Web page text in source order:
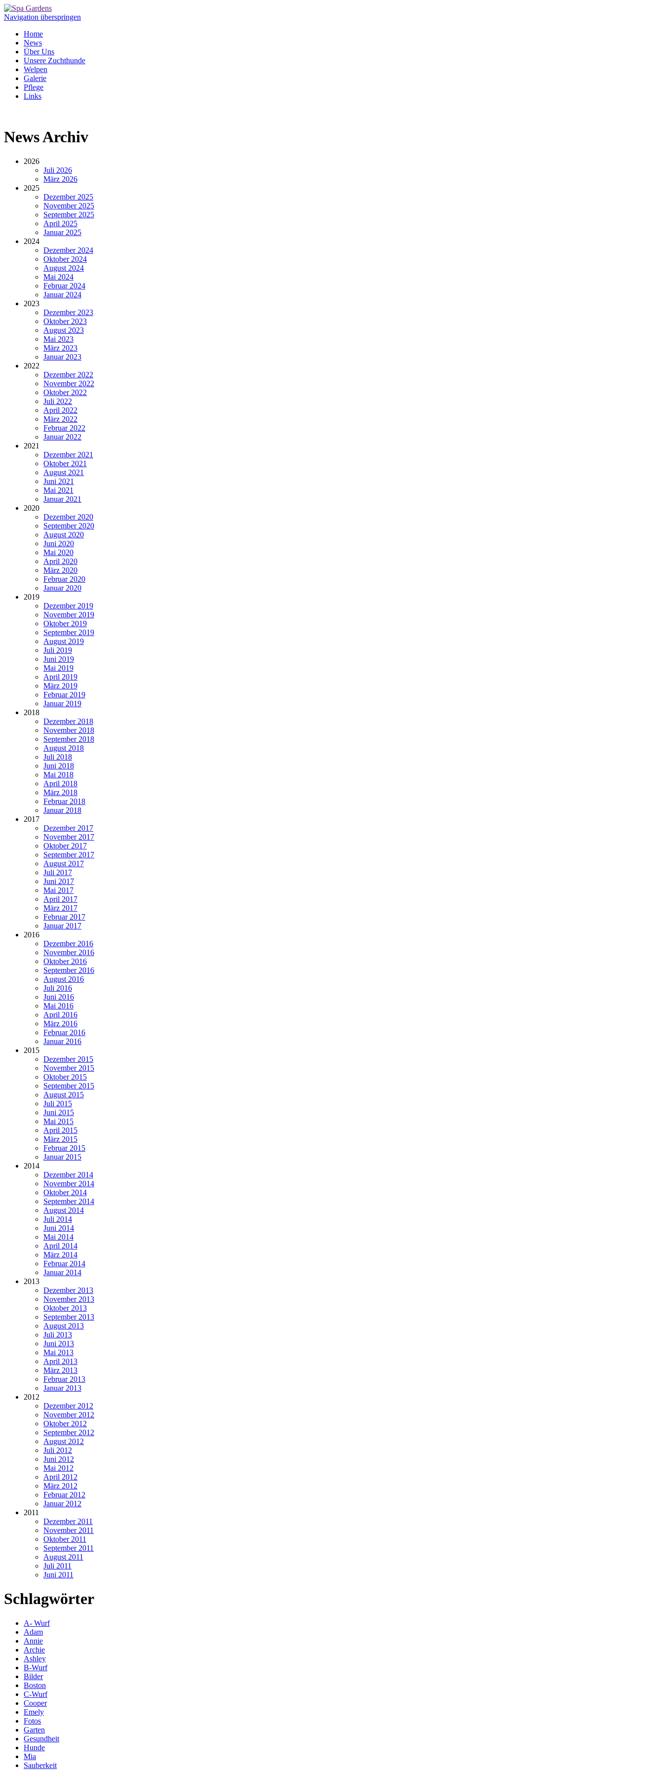
Navigation überspringen
Home
News
Über Uns
Unsere Zuchthunde
Welpen
Galerie
Pflege
Links
News Archiv
2026
Juli 2026
März 2026
2025
Dezember 2025
November 2025
September 2025
April 2025
Januar 2025
2024
Dezember 2024
Oktober 2024
August 2024
Mai 2024
Februar 2024
Januar 2024
2023
Dezember 2023
Oktober 2023
August 2023
Mai 2023
März 2023
Januar 2023
2022
Dezember 2022
November 2022
Oktober 2022
Juli 2022
April 2022
März 2022
Februar 2022
Januar 2022
2021
Dezember 2021
Oktober 2021
August 2021
Juni 2021
Mai 2021
Januar 2021
2020
Dezember 2020
September 2020
August 2020
Juni 2020
Mai 2020
April 2020
März 2020
Februar 2020
Januar 2020
2019
Dezember 2019
November 2019
Oktober 2019
September 2019
August 2019
Juli 2019
Juni 2019
Mai 2019
April 2019
März 2019
Februar 2019
Januar 2019
2018
Dezember 2018
November 2018
September 2018
August 2018
Juli 2018
Juni 2018
Mai 2018
April 2018
März 2018
Februar 2018
Januar 2018
2017
Dezember 2017
November 2017
Oktober 2017
September 2017
August 2017
Juli 2017
Juni 2017
Mai 2017
April 2017
März 2017
Februar 2017
Januar 2017
2016
Dezember 2016
November 2016
Oktober 2016
September 2016
August 2016
Juli 2016
Juni 2016
Mai 2016
April 2016
März 2016
Februar 2016
Januar 2016
2015
Dezember 2015
November 2015
Oktober 2015
September 2015
August 2015
Juli 2015
Juni 2015
Mai 2015
April 2015
März 2015
Februar 2015
Januar 2015
2014
Dezember 2014
November 2014
Oktober 2014
September 2014
August 2014
Juli 2014
Juni 2014
Mai 2014
April 2014
März 2014
Februar 2014
Januar 2014
2013
Dezember 2013
November 2013
Oktober 2013
September 2013
August 2013
Juli 2013
Juni 2013
Mai 2013
April 2013
März 2013
Februar 2013
Januar 2013
2012
Dezember 2012
November 2012
Oktober 2012
September 2012
August 2012
Juli 2012
Juni 2012
Mai 2012
April 2012
März 2012
Februar 2012
Januar 2012
2011
Dezember 2011
November 2011
Oktober 2011
September 2011
August 2011
Juli 2011
Juni 2011
Schlagwörter
A- Wurf
Adam
Annie
Archie
Ashley
B-Wurf
Bilder
Boston
C-Wurf
Cooper
Emely
Fotos
Garten
Gesundheit
Hunde
Mia
Sauberkeit